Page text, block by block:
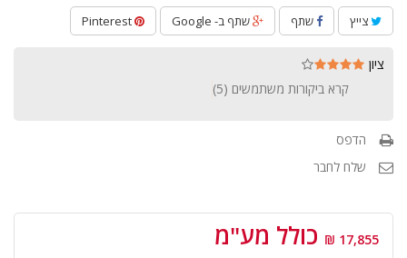
צייץ שתף שתף ב- Google
ציון
קרא ביקורות משתמשים (5
)
הדפס
שלח לחבר
17,855 ₪ כולל מע"מ